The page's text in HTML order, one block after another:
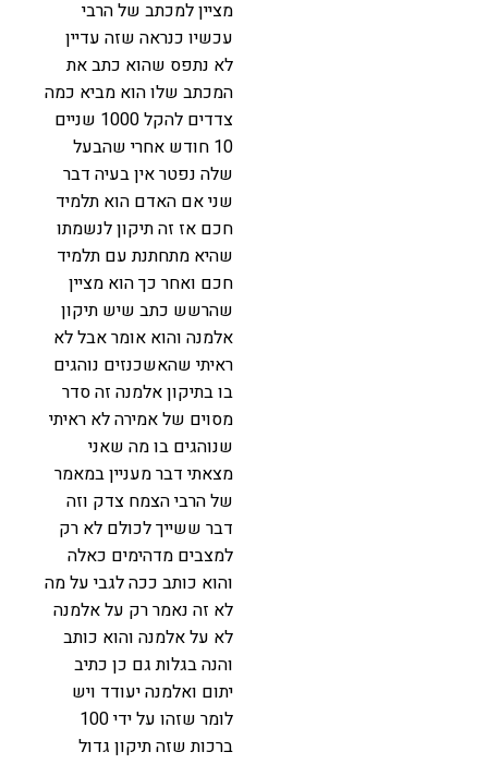
מציין למכתב של הרבי
עכשיו כנראה שזה עדיין
לא נתפס שהוא כתב את
המכתב שלו הוא מביא כמה
צדדים להקל 1000 שניים
10 חודש אחרי שהבעל
שלה נפטר אין בעיה דבר
שני אם האדם הוא תלמיד
חכם אז זה תיקון לנשמתו
שהיא מתחתנת עם תלמיד
חכם ואחר כך הוא מציין
שהרשש כתב שיש תיקון
אלמנה והוא אומר אבל לא
ראיתי שהאשכנזים נוהגים
בו בתיקון אלמנה זה סדר
מסוים של אמירה לא ראיתי
שנוהגים בו מה שאני
מצאתי דבר מעניין במאמר
של הרבי הצמח צדק וזה
דבר ששייך לכולם לא רק
למצבים מדהימים כאלה
והוא כותב ככה לגבי על מה
לא זה נאמר רק על אלמנה
לא על אלמנה והוא כותב
והנה בגלות גם כן כתיב
יתום ואלמנה יעודד ויש
לומר שזהו על ידי 100
ברכות שזה תיקון גדול